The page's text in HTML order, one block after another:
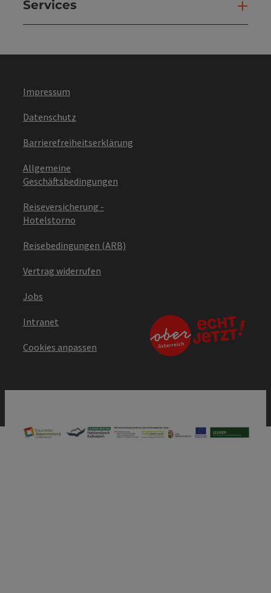
Services
Impressum
Datenschutz
Barrierefreiheitserklärung
Allgemeine
Geschäftsbedingungen
Reiseversicherung -
Hotelstorno
Reisebedingungen (ARB)
Vertrag widerrufen
Jobs
Intranet
Cookies anpassen